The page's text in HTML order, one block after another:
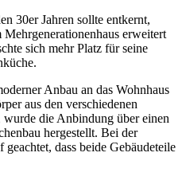
30er Jahren sollte entkernt,
erweitert
sich mehr Platz für seine
Anbau an das Wohnhaus
aus den verschiedenen
die Anbindung über einen
hergestellt. Bei der
dass beide Gebäudeteile